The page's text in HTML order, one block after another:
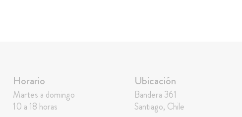
Horario
Martes a domingo
10 a 18 horas
Ubicación
Bandera 361
Santiago, Chile